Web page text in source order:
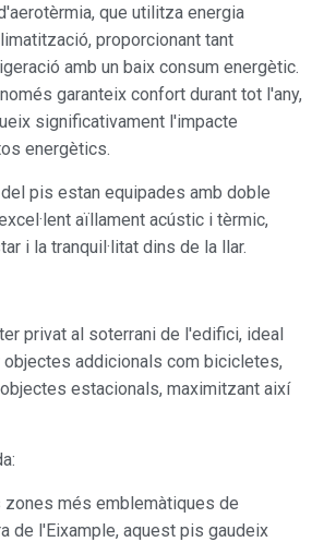
que utilitza energia
proporcionant tant
amb un baix consum energètic.
garanteix confort durant tot l'any,
significativament l'impacte
energètics.
pis estan equipades amb doble
aïllament acústic i tèrmic,
i la tranquil·litat dins de la llar.
privat al soterrani de l'edifici, ideal
objectes addicionals com bicicletes,
estacionals, maximitzant així
zones més emblemàtiques de
de l'Eixample, aquest pis gaudeix
i l'anàlisi del comportament
lloc web. La informació recollida
de cookies s'utilitza en el
del web per a l'elaboració de
dels usuaris per introduir millores en
les dades d'ús que fan els usuaris del
la qualitat dels nostres serveis i oferir
a través de productes recomanats.
utilitzades per emmagatzemar
de l'observació continuada dels seus
Gràcies a elles, podem conèixer els
al lloc web i mostrar publicitat
perfil de navegació de l'usuari.